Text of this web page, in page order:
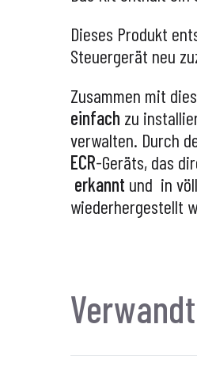
Dieses Produkt
Steuergerät neu
Zusammen mit
einfach zu
verwalten. Durch
ECR-Geräts, das
erkannt und in
wiederhergestellt